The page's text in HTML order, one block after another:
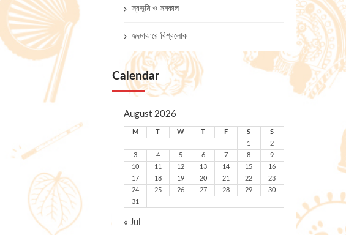
স্বভূমি ও সমকাল
হৃদমাঝারে বিশ্বলোক
Calendar
August 2026
M W F S
S
1
2
3
4 5 6 7 8
9
10
11 12 13 14 15
16
17
18 19 20 21 22
23
24
25 26 27 28 29
30
31
« Jul